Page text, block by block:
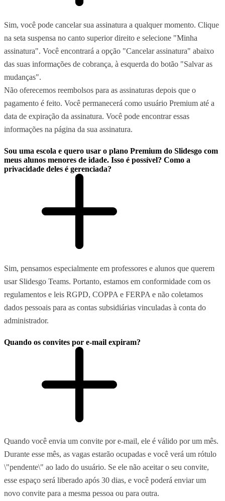
Sim, você pode cancelar sua assinatura a qualquer momento. Clique
na seta suspensa no canto superior direito e selecione "Minha
assinatura". Você encontrará a opção "Cancelar assinatura" abaixo
das suas informações de cobrança, à esquerda do botão "Salvar as
mudanças".
Não oferecemos reembolsos para as assinaturas depois que o
pagamento é feito. Você permanecerá como usuário Premium até a
data de expiração da assinatura. Você pode encontrar essas
informações na página da sua assinatura.
Sou uma escola e quero usar o plano Premium do Slidesgo com
meus alunos menores de idade. Isso é possível? Como a
privacidade deles é gerenciada?
Sim, pensamos especialmente em professores e alunos que querem
usar Slidesgo Teams. Portanto, estamos em conformidade com os
regulamentos e leis RGPD, COPPA e FERPA e não coletamos
dados pessoais para as contas subsidiárias vinculadas à conta do
administrador.
Quando os convites por e-mail expiram?
Quando você envia um convite por e-mail, ele é válido por um mês.
Durante esse mês, as vagas estarão ocupadas e você verá um rótulo
\"pendente\" ao lado do usuário. Se ele não aceitar o seu convite,
esse espaço será liberado após 30 dias, e você poderá enviar um
novo convite para a mesma pessoa ou para outra.